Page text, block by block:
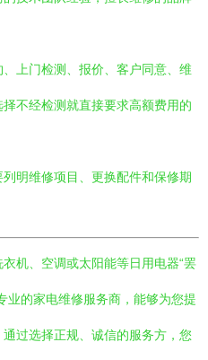
、上门检测、报价、客户同意、维
不经检测就直接要求高额费用的
列明维修项目、更换配件和保修期
机、空调或太阳能等日用电器“罢
业的家电维修服务商，能够为您提
过选择正规、诚信的服务方，您